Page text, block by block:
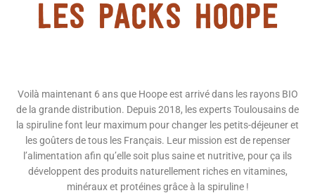
les packs Hoope
Voilà maintenant 6 ans que Hoope est arrivé dans les rayons BIO
de la grande distribution. Depuis 2018, les experts Toulousains de
la spiruline font leur maximum pour changer les petits-déjeuner et
les goûters de tous les Français. Leur mission est de repenser
l’alimentation afin qu’elle soit plus saine et nutritive, pour ça ils
développent des produits naturellement riches en vitamines,
minéraux et protéines grâce à la spiruline !